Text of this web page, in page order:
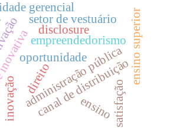
inovação
setor de vestuário
empreendedorismo
oportunidade
administração pública
gerencial
canal de distribuição
satisfação
ensino
ensino superior
direito
disclosure